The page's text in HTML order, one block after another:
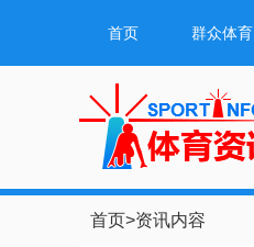
首页 群众体育
首页>资讯内容